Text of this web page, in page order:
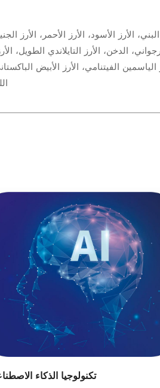
الأرز الأسود، الأرز الأحمر، الأرز
الفيتنامي، الأرز الأبيض
تكنولوجيا الذكاء